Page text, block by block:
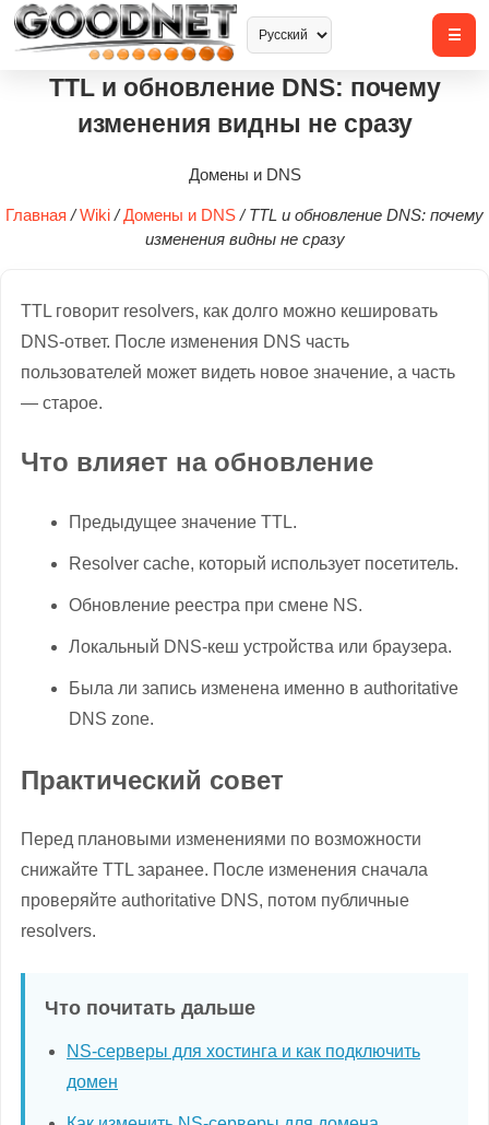
TTL и обновление DNS: почему
изменения видны не сразу
Домены и DNS
Главная / Wiki / Домены и DNS / TTL и обновление DNS: почему
изменения видны не сразу
TTL говорит resolvers, как долго можно кешировать
DNS-ответ. После изменения DNS часть
пользователей может видеть новое значение, а часть
— старое.
Что влияет на обновление
Предыдущее значение TTL.
Resolver cache, который использует посетитель.
Обновление реестра при смене NS.
Локальный DNS-кеш устройства или браузера.
Была ли запись изменена именно в authoritative
DNS zone.
Практический совет
Перед плановыми изменениями по возможности
снижайте TTL заранее. После изменения сначала
проверяйте authoritative DNS, потом публичные
resolvers.
Что почитать дальше
NS-серверы для хостинга и как подключить
домен